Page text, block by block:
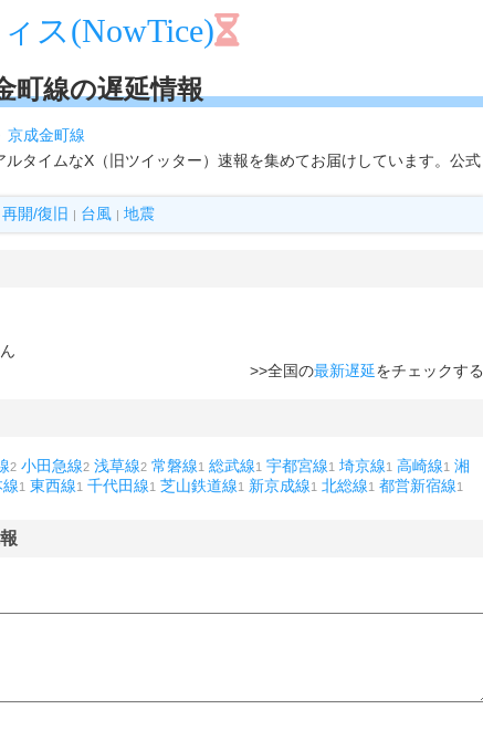
ス(NowTice)
町線の遅延情報
京成金町線
タイムなX（旧ツイッター）速報を集めてお届けしています。公式
再開/復旧 台風 地震
>>全国の最新遅延をチェックする
2 小田急線2 浅草線2 常磐線1 総武線1 宇都宮線1 埼京線1 高崎線1 湘
1 東西線1 千代田線1 芝山鉄道線1 新京成線1 北総線1 都営新宿線1